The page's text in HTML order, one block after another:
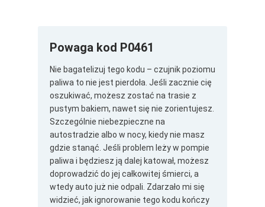
Powaga kod P0461
Nie bagatelizuj tego kodu – czujnik poziomu
paliwa to nie jest pierdoła. Jeśli zacznie cię
oszukiwać, możesz zostać na trasie z
pustym bakiem, nawet się nie zorientujesz.
Szczególnie niebezpieczne na
autostradzie albo w nocy, kiedy nie masz
gdzie stanąć. Jeśli problem leży w pompie
paliwa i będziesz ją dalej katował, możesz
doprowadzić do jej całkowitej śmierci, a
wtedy auto już nie odpali. Zdarzało mi się
widzieć, jak ignorowanie tego kodu kończy